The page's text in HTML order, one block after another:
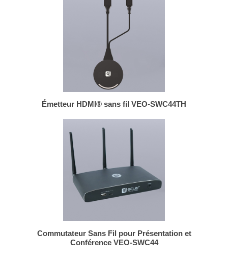
Émetteur HDMI® sans fil VEO-SWC44TH
Commutateur Sans Fil pour Présentation et
Conférence VEO-SWC44